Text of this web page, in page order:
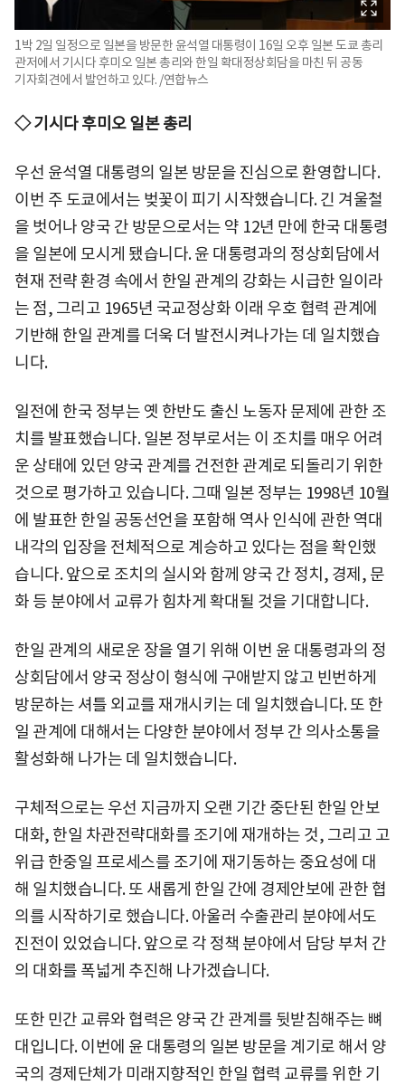
1박 2일 일정으로 일본을 방문한 윤석열 대통령이 16일 오후 일본 도쿄 총리
관저에서 기시다 후미오 일본 총리와 한일 확대정상회담을 마친 뒤 공동
기자회견에서 발언하고 있다. /연합뉴스
◇ 기시다 후미오 일본 총리
우선 윤석열 대통령의 일본 방문을 진심으로 환영합니다.
이번 주 도쿄에서는 벚꽃이 피기 시작했습니다. 긴 겨울철
을 벗어나 양국 간 방문으로서는 약 12년 만에 한국 대통령
을 일본에 모시게 됐습니다. 윤 대통령과의 정상회담에서
현재 전략 환경 속에서 한일 관계의 강화는 시급한 일이라
는 점, 그리고 1965년 국교정상화 이래 우호 협력 관계에
기반해 한일 관계를 더욱 더 발전시켜나가는 데 일치했습
니다.
일전에 한국 정부는 옛 한반도 출신 노동자 문제에 관한 조
치를 발표했습니다. 일본 정부로서는 이 조치를 매우 어려
운 상태에 있던 양국 관계를 건전한 관계로 되돌리기 위한
것으로 평가하고 있습니다. 그때 일본 정부는 1998년 10월
에 발표한 한일 공동선언을 포함해 역사 인식에 관한 역대
내각의 입장을 전체적으로 계승하고 있다는 점을 확인했
습니다. 앞으로 조치의 실시와 함께 양국 간 정치, 경제, 문
화 등 분야에서 교류가 힘차게 확대될 것을 기대합니다.
한일 관계의 새로운 장을 열기 위해 이번 윤 대통령과의 정
상회담에서 양국 정상이 형식에 구애받지 않고 빈번하게
방문하는 셔틀 외교를 재개시키는 데 일치했습니다. 또 한
일 관계에 대해서는 다양한 분야에서 정부 간 의사소통을
활성화해 나가는 데 일치했습니다.
구체적으로는 우선 지금까지 오랜 기간 중단된 한일 안보
대화, 한일 차관전략대화를 조기에 재개하는 것, 그리고 고
위급 한중일 프로세스를 조기에 재기동하는 중요성에 대
해 일치했습니다. 또 새롭게 한일 간에 경제안보에 관한 협
의를 시작하기로 했습니다. 아울러 수출관리 분야에서도
진전이 있었습니다. 앞으로 각 정책 분야에서 담당 부처 간
의 대화를 폭넓게 추진해 나가겠습니다.
또한 민간 교류와 협력은 양국 간 관계를 뒷받침해주는 뼈
대입니다. 이번에 윤 대통령의 일본 방문을 계기로 해서 양
국의 경제단체가 미래지향적인 한일 협력 교류를 위한 기